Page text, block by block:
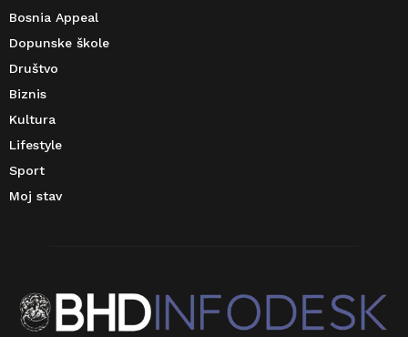
Bosnia Appeal
Dopunske škole
Društvo
Biznis
Kultura
Lifestyle
Sport
Moj stav